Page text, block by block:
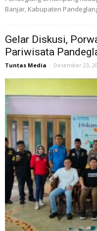
Banjar, Kabupaten
Gelar Diskusi,
Pariwisata
Tuntas Media - Desember 23,